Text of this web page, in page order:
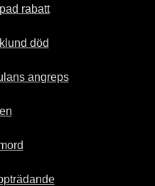
rabatt
död
angreps